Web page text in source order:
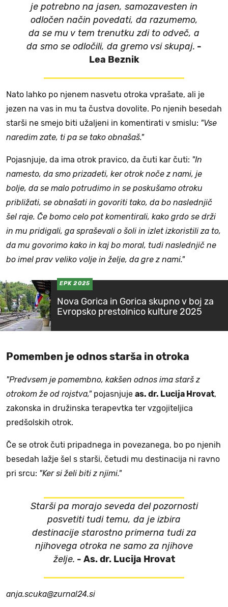
je potrebno na jasen, samozavesten in
odločen način povedati, da razumemo,
da se mu v tem trenutku zdi to odveč, a
da smo se odločili, da gremo vsi skupaj. -
Lea Beznik
Nato lahko po njenem nasvetu otroka vprašate, ali je
jezen na vas in mu ta čustva dovolite. Po njenih besedah
starši ne smejo biti užaljeni in komentirati v smislu: "Vse
naredim zate, ti pa se tako obnašaš."
Pojasnjuje, da ima otrok pravico, da čuti kar čuti: "In
namesto, da smo prizadeti, ker otrok noče z nami, je
bolje, da se malo potrudimo in se poskušamo otroku
približati, se obnašati in govoriti tako, da bo naslednjič
šel raje. Če bomo celo pot komentirali, kako grdo se drži
in mu pridigali, ga spraševali o šoli in izlet izkoristili za to,
da mu govorimo kako in kaj bo moral, tudi naslednjič ne
bo imel prav veliko volje in želje, da gre z nami."
EPK 2025
Nova Gorica in Gorica skupno v boj za
Evropsko prestolnico kulture 2025
Pomemben je odnos starša in otroka
"Predvsem je pomembno, kakšen odnos ima starš z
otrokom že od rojstva,"pojasnjuje as. dr. Lucija Hrovat,
zakonska in družinska terapevtka ter vzgojiteljica
predšolskih otrok.
Če se otrok čuti pripadnega in povezanega, bo po njenih
besedah lažje šel s starši, četudi mu destinacija ni ravno
pri srcu: "Ker si želi biti z njimi."
Starši pa morajo seveda del pozornosti
posvetiti tudi temu, da je izbira
destinacije starostno primerna tudi za
njihovega otroka ne samo za njihove
želje. - As. dr. Lucija Hrovat
anja.scuka@zurnal24.si